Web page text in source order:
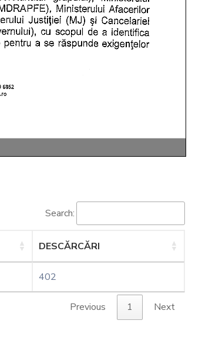
Search:
DESCĂRCĂRI
402
Previous 1 Next